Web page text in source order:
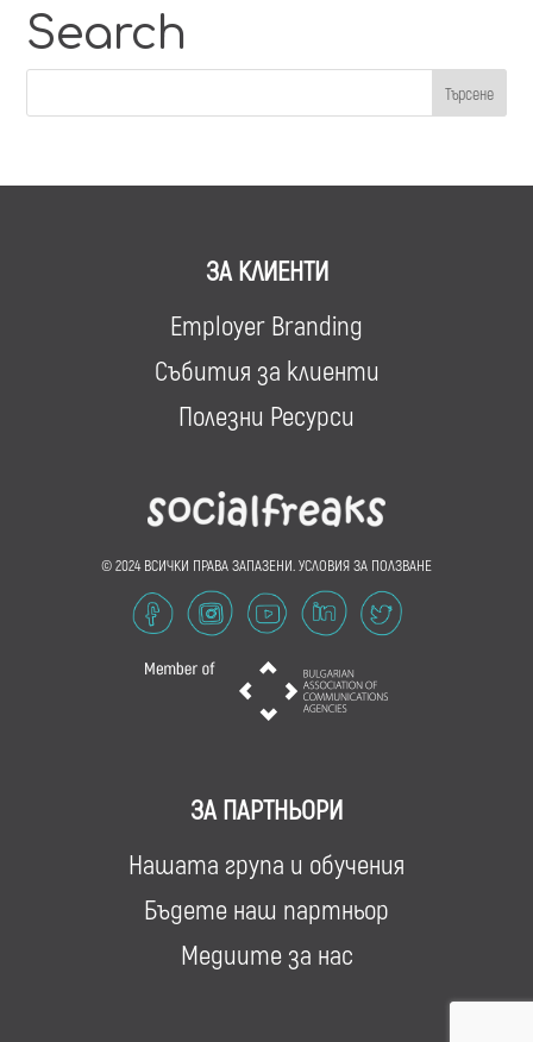
Search
ЗА КЛИЕНТИ
Employer Branding
Събития за клиенти
Полезни Ресурси
© 2024 ВСИЧКИ ПРАВА ЗАПАЗЕНИ. УСЛОВИЯ ЗА ПОЛЗВАНЕ
ЗА ПАРТНЬОРИ
Нашата група и обучения
Бъдете наш партньор
Медиите за нас